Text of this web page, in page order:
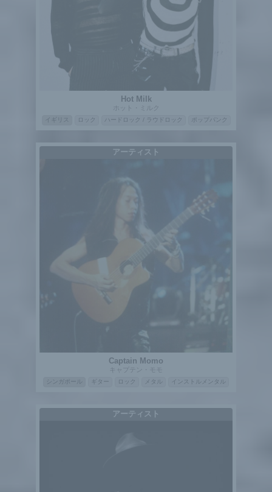
Hot Milk
ホット・ミルク
イギリス ロック ハードロック / ラウドロック ポップパンク
アーティスト
Captain Momo
キャプテン・モモ
シンガポール ギター ロック メタル インストルメンタル
アーティスト